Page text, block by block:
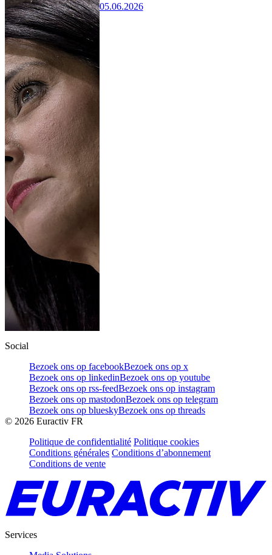
05.06.2026
Social
Bezoek ons op facebookBezoek ons op x
Bezoek ons op linkedinBezoek ons op youtube
Bezoek ons op rss-feedBezoek ons op instagram
Bezoek ons op mastodonBezoek ons op telegram
Bezoek ons op blueskyBezoek ons op threads
© 2026 Euractiv FR
Politique de confidentialité Politique cookies
Conditions générales Conditions d’abonnement
Conditions de vente
Services